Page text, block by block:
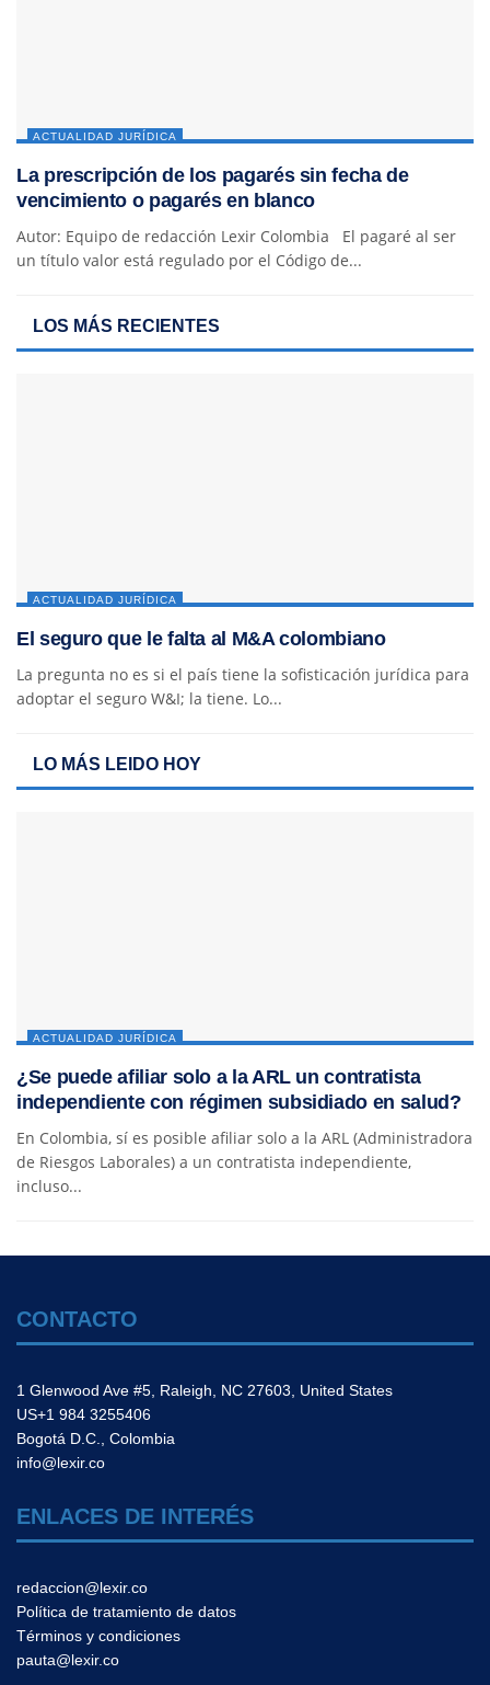
ACTUALIDAD JURÍDICA
La prescripción de los pagarés sin fecha de
vencimiento o pagarés en blanco
Autor: Equipo de redacción Lexir Colombia El pagaré al ser
un título valor está regulado por el Código de...
LOS MÁS RECIENTES
ACTUALIDAD JURÍDICA
El seguro que le falta al M&A colombiano
La pregunta no es si el país tiene la sofisticación jurídica para
adoptar el seguro W&I; la tiene. Lo...
LO MÁS LEIDO HOY
ACTUALIDAD JURÍDICA
¿Se puede afiliar solo a la ARL un contratista
independiente con régimen subsidiado en salud?
En Colombia, sí es posible afiliar solo a la ARL (Administradora
de Riesgos Laborales) a un contratista independiente,
incluso...
CONTACTO
1 Glenwood Ave #5, Raleigh, NC 27603, United States
US+1 984 3255406
Bogotá D.C., Colombia
info@lexir.co
ENLACES DE INTERÉS
redaccion@lexir.co
Política de tratamiento de datos
Términos y condiciones
pauta@lexir.co